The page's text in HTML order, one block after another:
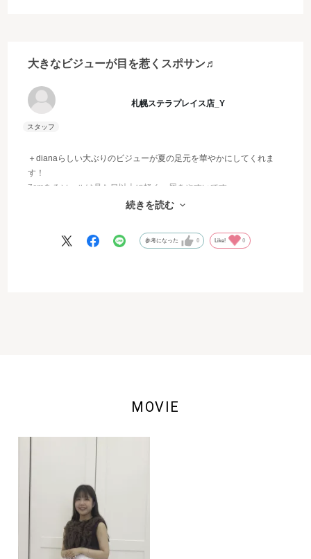
大きなビジューが目を惹くスポサン♬
札幌ステラプレイス店_Y
＋dianaらしい大ぶりのビジューが夏の足元を華やかにしてくれま
す！
7cmあるソールは見た目以上に軽く、履きやすいです。
グルカサンダルっぽいデザインなのでソックス合わせも可愛いで
続きを読む
参考になった 0 Like! 0
MOVIE